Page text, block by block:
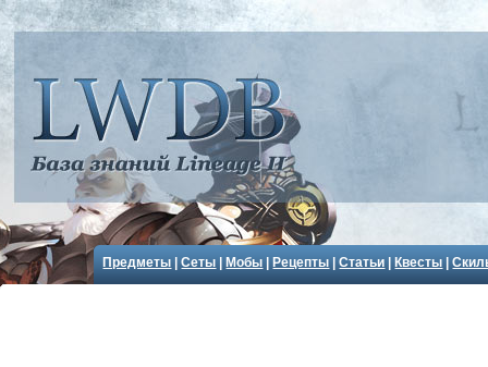
Предметы |Сеты Мобы Рецепты |Статьи Квесты |